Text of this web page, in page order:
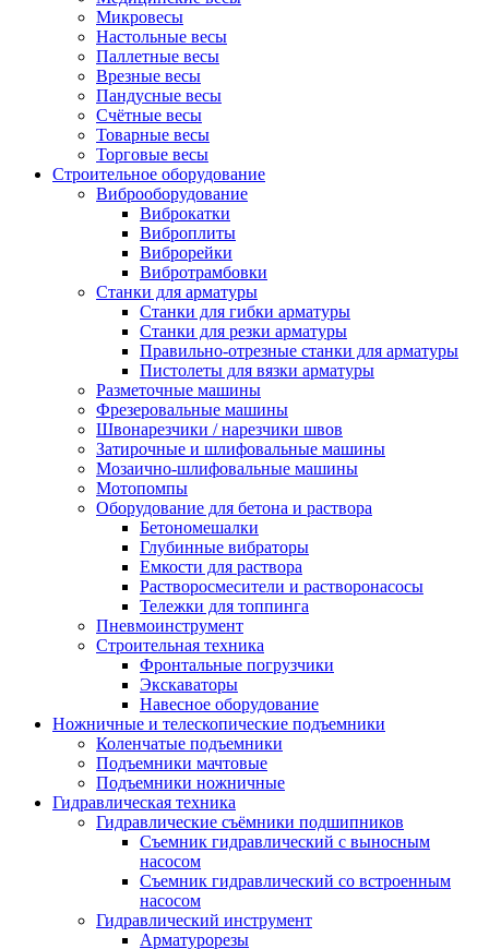
Микровесы
Настольные весы
Паллетные весы
Врезные весы
Пандусные весы
Счётные весы
Товарные весы
Торговые весы
Строительное оборудование
Виброоборудование
Виброкатки
Виброплиты
Виброрейки
Вибротрамбовки
Станки для арматуры
Станки для гибки арматуры
Станки для резки арматуры
Правильно-отрезные станки для арматуры
Пистолеты для вязки арматуры
Разметочные машины
Фрезеровальные машины
Швонарезчики / нарезчики швов
Затирочные и шлифовальные машины
Мозаично-шлифовальные машины
Мотопомпы
Оборудование для бетона и раствора
Бетономешалки
Глубинные вибраторы
Емкости для раствора
Растворосмесители и растворонасосы
Тележки для топпинга
Пневмоинструмент
Строительная техника
Фронтальные погрузчики
Экскаваторы
Навесное оборудование
Ножничные и телескопические подъемники
Коленчатые подъемники
Подъемники мачтовые
Подъемники ножничные
Гидравлическая техника
Гидравлические съёмники подшипников
Съемник гидравлический с выносным
насосом
Съемник гидравлический со встроенным
насосом
Гидравлический инструмент
Арматурорезы